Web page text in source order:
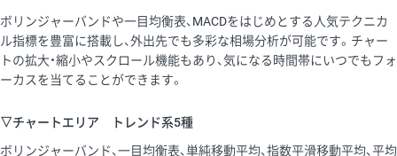
ボリンジャーバンドや一目均衡表、MACDをはじめとする人気テクニカ
ル指標を豊富に搭載し、外出先でも多彩な相場分析が可能です。チャー
トの拡大・縮小やスクロール機能もあり、気になる時間帯にいつでもフォ
ーカスを当てることができます。
▽チャートエリア トレンド系5種
ボリンジャーバンド、一目均衡表、単純移動平均、指数平滑移動平均、平均